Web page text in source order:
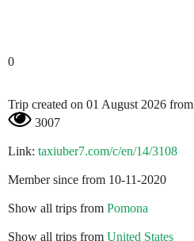
0
Trip created on 01 August 2026 from
3007
Link: taxiuber7.com/c/en/14/3108
Member since from 10-11-2020
Show all trips from Pomona
Show all trips from United States